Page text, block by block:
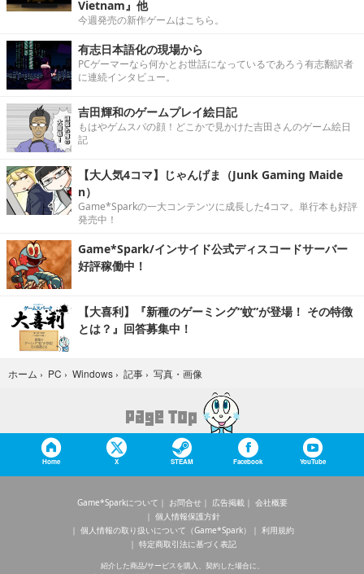
Vietnam』他
今週発売の新作ゲームはこちら。
有志日本語化の現場から
PCゲーマーなら何かとお世話になっているであろう有志翻訳者
に連続インタビュー。
吉田輝和のゲームプレイ絵日記
もはやゲムスパの顔！どこかで見かけた吉田さんのゲーム絵日
記
【大人気4コマ】じゃんげま（Junk Gaming Maide
n）
Game*Sparkの一大コンテンツに成長した4コマ。単行本も好評
発売中！
Game*Spark/インサイド公式ディスコードサーバー
好評稼働中！
【大喜利】『新種のゲーミング“蚊”が登場！ その特徴
とは？』回答募集中！
ホーム › PC › Windows › 記事 › 写真・画像
Home X STEAM Facebook YouTube
Game*Sparkについて お問合せ 広告掲載
会社概要
個人情報保護方針
個人情報の取り扱いについて（Game*Spark）
利用規約
特定商取引法に基づく表記
紹介した商品/サービスを購入、契約した場合に、